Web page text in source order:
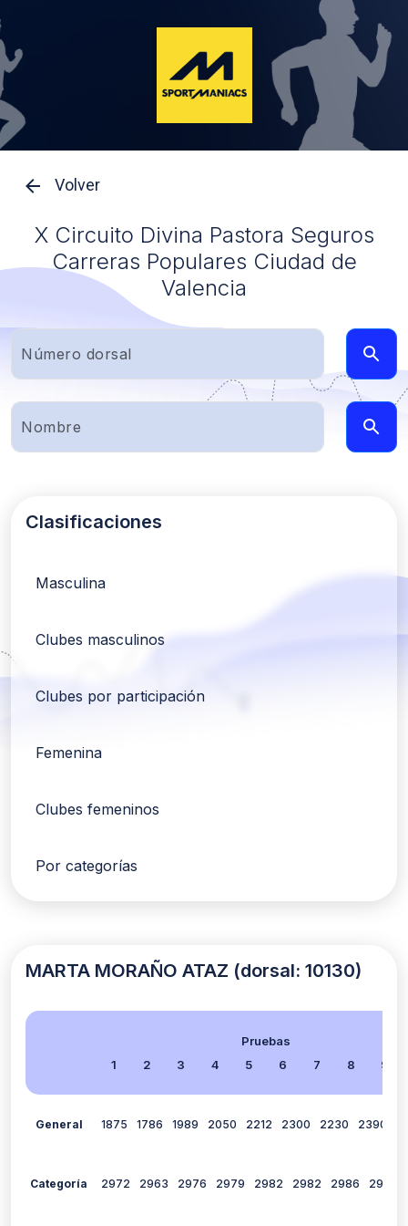
Volver
X Circuito Divina Pastora Seguros
Carreras Populares Ciudad de
Valencia
Clasificaciones
Masculina
Clubes masculinos
Clubes por participación
Femenina
Clubes femeninos
Por categorías
MARTA MORAÑO ATAZ (dorsal: 10130)
Pruebas
1
2 3 4 5 6 7 8 9
General 1875 1786 1989 2050 2212 2300 2230 2390
Categoría 2972 2963 2976 2979 2982 2982 2986 2983